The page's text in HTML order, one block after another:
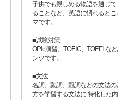
子供でも親しめる物語を通じ
ることなど、英語に慣れると
マです。
■試験対策
OPIc演習、TOEIC、TOEFLな
ンツです。
■文法
名詞、動詞、冠詞などの文法
方を学習する文法に 特化した内